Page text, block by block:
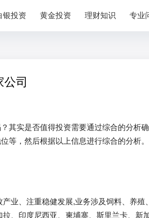
银投资 黄金投资 理财知识 专业
司
其实是否值得投资需要通过综合的分析确
等，然后根据以上信息进行综合的分析
业、注重稳健发展,业务涉及饲料、养殖、
、印度尼西亚、柬埔寨、斯里兰卡、新